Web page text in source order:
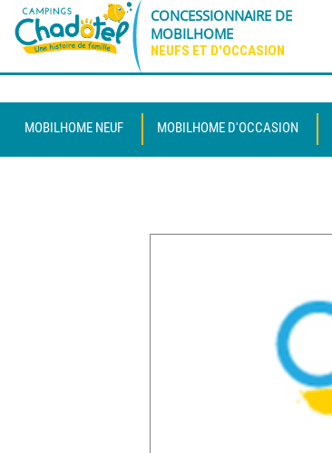
CONCESSIONNAIRE DE
MOBILHOME
NEUFS ET D'OCCASION
MOBILHOME NEUF MOBILHOME D'OCCASION